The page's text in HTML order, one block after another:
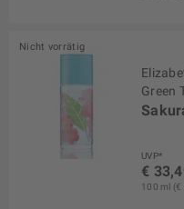
Nicht vorrätig
Green
UVP*
€
100 ml